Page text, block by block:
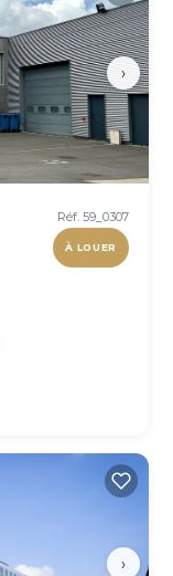
›
Réf. 59_0307
À LOUER
›